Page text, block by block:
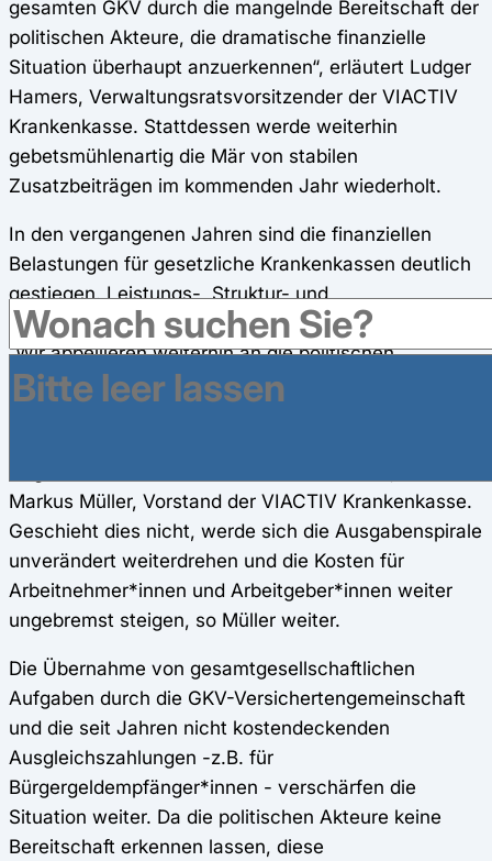
gesamten GKV durch die mangelnde Bereitschaft der
politischen Akteure, die dramatische finanzielle
Situation überhaupt anzuerkennen“, erläutert Ludger
Hamers, Verwaltungsratsvorsitzender der VIACTIV
Krankenkasse. Stattdessen werde weiterhin
gebetsmühlenartig die Mär von stabilen
Zusatzbeiträgen im kommenden Jahr wiederholt.
In den vergangenen Jahren sind die finanziellen
Belastungen für gesetzliche Krankenkassen deutlich
gestiegen. Leistungs-, Struktur- und
Arzneimittelkosten wachsen kontinuierlich.
„Wir appellieren weiterhin an die politischen
Entscheidungsträger, nachhaltige strukturelle
Markus Müller, Vorstand der VIACTIV Krankenkasse.
Geschieht dies nicht, werde sich die Ausgabenspirale
unverändert weiterdrehen und die Kosten für
Arbeitnehmer*innen und Arbeitgeber*innen weiter
ungebremst steigen, so Müller weiter.
Die Übernahme von gesamtgesellschaftlichen
Aufgaben durch die GKV-Versichertengemeinschaft
und die seit Jahren nicht kostendeckenden
Ausgleichszahlungen -z.B. für
Bürgergeldempfänger*innen - verschärfen die
Situation weiter. Da die politischen Akteure keine
Bereitschaft erkennen lassen, diese